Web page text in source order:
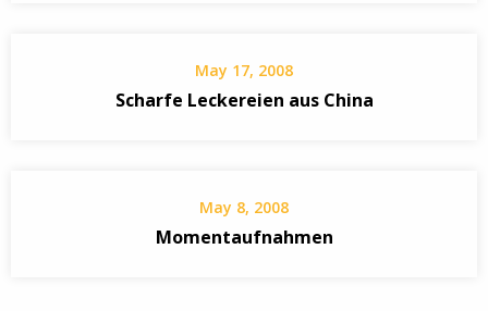
May 17, 2008
Scharfe Leckereien aus China
May 8, 2008
Momentaufnahmen